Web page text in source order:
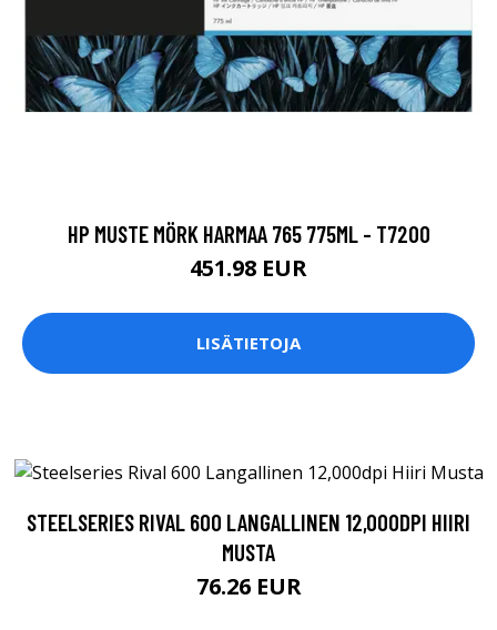
HP MUSTE MÖRK HARMAA 765 775ML - T7200
451.98 EUR
LISÄTIETOJA
STEELSERIES RIVAL 600 LANGALLINEN 12,000DPI HIIRI
MUSTA
76.26 EUR